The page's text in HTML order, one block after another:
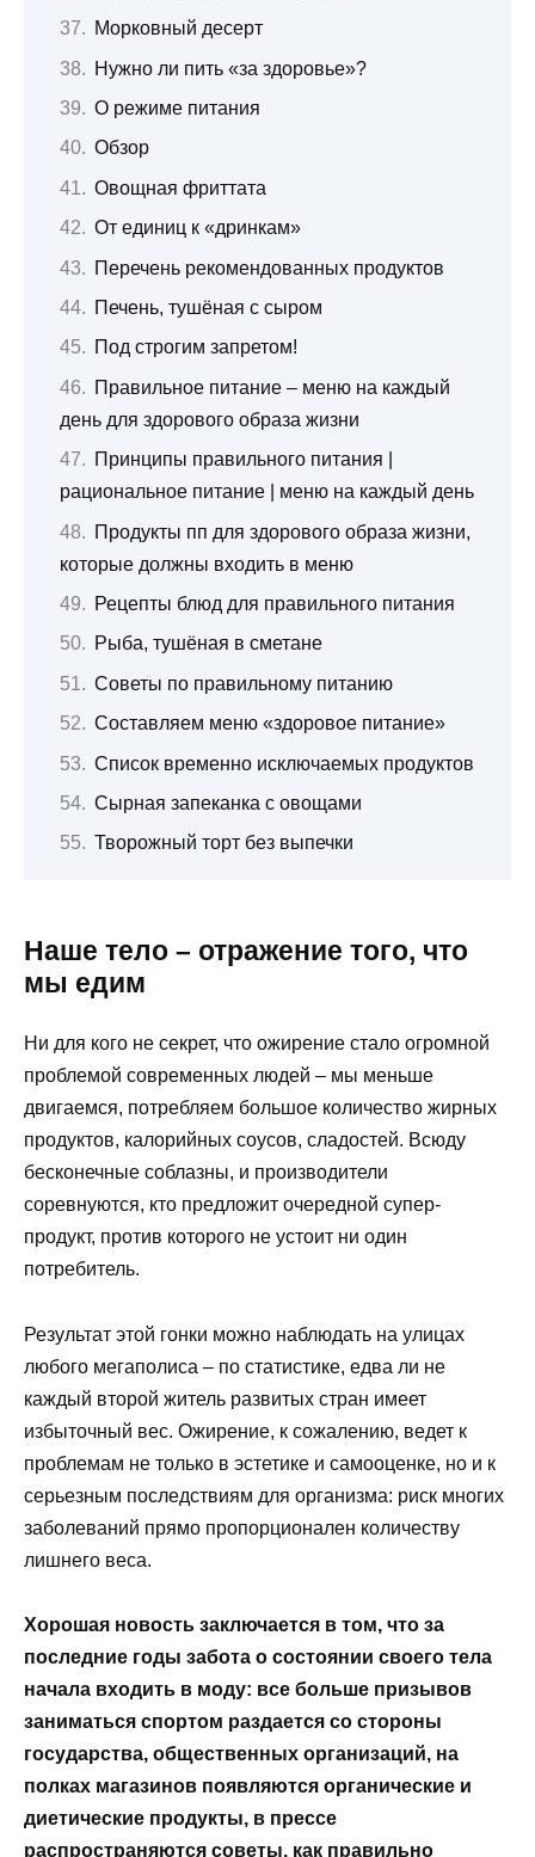
Морковный десерт
Нужно ли пить «за здоровье»?
О режиме питания
Обзор
Овощная фриттата
От единиц к «дринкам»
Перечень рекомендованных продуктов
Печень, тушёная с сыром
Под строгим запретом!
Правильное питание – меню на каждый
день для здорового образа жизни
Принципы правильного питания |
рациональное питание | меню на каждый день
Продукты пп для здорового образа жизни,
которые должны входить в меню
Рецепты блюд для правильного питания
Рыба, тушёная в сметане
Советы по правильному питанию
Составляем меню «здоровое питание»
Список временно исключаемых продуктов
Сырная запеканка с овощами
Творожный торт без выпечки
Наше тело – отражение того, что
мы едим
Ни для кого не секрет, что ожирение стало огромной
проблемой современных людей – мы меньше
двигаемся, потребляем большое количество жирных
продуктов, калорийных соусов, сладостей. Всюду
бесконечные соблазны, и производители
соревнуются, кто предложит очередной супер-
продукт, против которого не устоит ни один
потребитель.
Результат этой гонки можно наблюдать на улицах
любого мегаполиса – по статистике, едва ли не
каждый второй житель развитых стран имеет
избыточный вес. Ожирение, к сожалению, ведет к
проблемам не только в эстетике и самооценке, но и к
серьезным последствиям для организма: риск многих
заболеваний прямо пропорционален количеству
лишнего веса.
Хорошая новость заключается в том, что за
последние годы забота о состоянии своего тела
начала входить в моду: все больше призывов
заниматься спортом раздается со стороны
государства, общественных организаций, на
полках магазинов появляются органические и
диетические продукты, в прессе
распространяются советы, как правильно